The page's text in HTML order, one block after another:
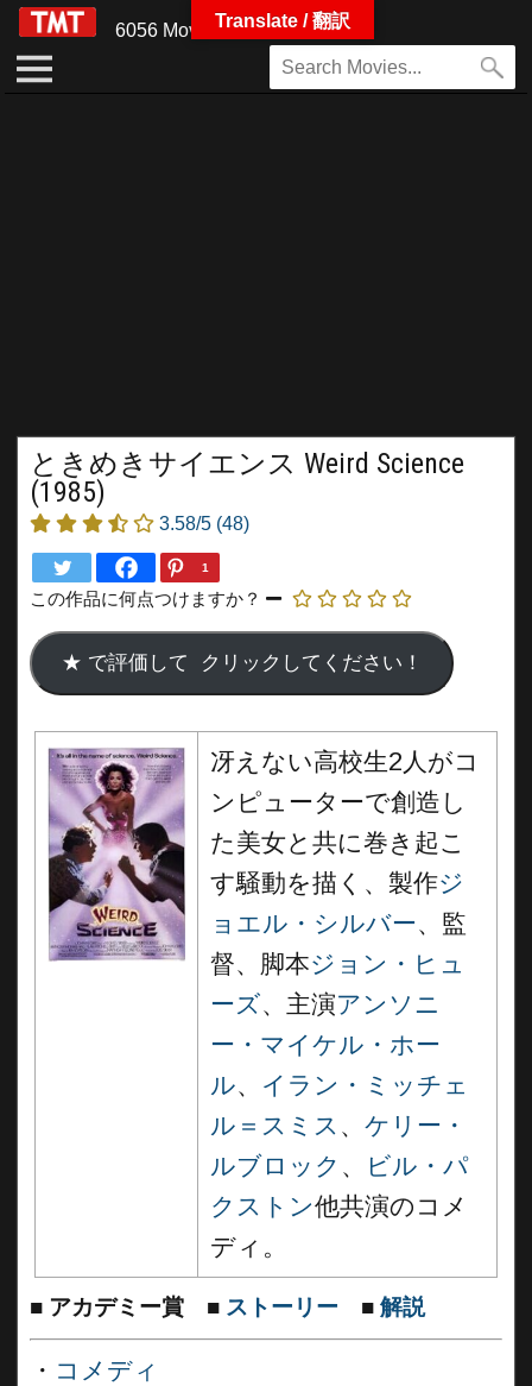
6056 Movies
ときめきサイエンス Weird Science
(1985)
3.58/5 (48)
1
この作品に何点つけますか？
冴えない高校生2人がコ
ンピューターで創造し
た美女と共に巻き起こ
す騒動を描く、製作ジ
ョエル・シルバー、監
督、脚本ジョン・ヒュ
ーズ、主演アンソニ
ー・マイケル・ホー
ル、 イラン・ミッチェ
ル＝スミス 、 ケリー・
ルブロック 、
ビル・パ
クストン他共演のコメ
ディ。
■ アカデミー賞 ■ ストーリー ■ 解説
・ コメディ
Translate / 翻訳